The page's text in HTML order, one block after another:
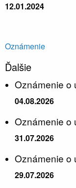
12.01.2024
Oznámenie
Ďalšie
Oznámenie o
04.08.2026
Oznámenie o
31.07.2026
Oznámenie o
29.07.2026